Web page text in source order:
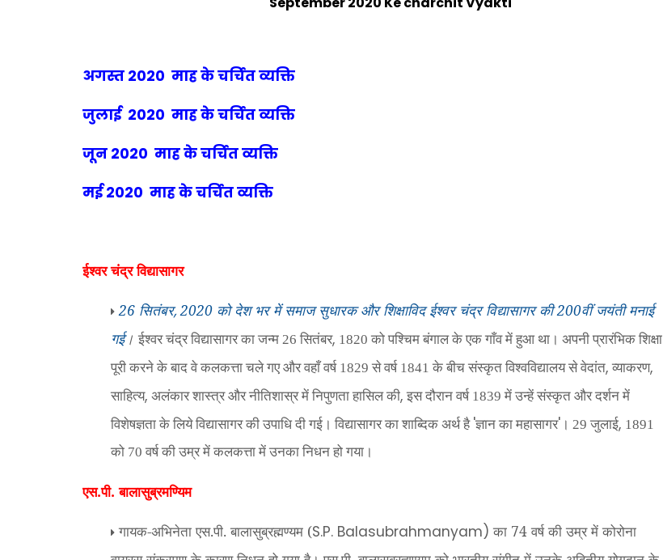
अगस्त 2020 माह के चर्चित व्यक्ति
जुलाई 2020 माह के चर्चित व्यक्ति
जून 2020 माह के चर्चित व्यक्ति
मई 2020 माह के चर्चित व्यक्ति
ईश्वर चंद्र विद्यासागर
26 सितंबर,2020 को देश भर में समाज सुधारक और शिक्षाविद ईश्वर चंद्र विद्यासागर की 200वीं जयंती मनाई
गई। ईश्वर चंद्र विद्यासागर का जन्म 26 सितंबर, 1820 को पश्चिम बंगाल के एक गाँव में हुआ था। अपनी प्रारंभिक शिक्षा
पूरी करने के बाद वे कलकत्ता चले गए और वहाँ वर्ष 1829 से वर्ष 1841 के बीच संस्कृत विश्वविद्यालय से वेदांत, व्याकरण,
साहित्य, अलंकार शास्त्र और नीतिशास्र में निपुणता हासिल की, इस दौरान वर्ष 1839 में उन्हें संस्कृत और दर्शन में
विशेषज्ञता के लिये विद्यासागर की उपाधि दी गई। विद्यासागर का शाब्दिक अर्थ है 'ज्ञान का महासागर' । 29 जुलाई, 1891
को 70 वर्ष की उम्र में कलकत्ता में उनका निधन हो गया।
एस.पी. बालासुब्रमण्यिम
गायक-अभिनेता एस.पी. बालासुब्रह्मण्यम (S.P. Balasubrahmanyam) का 74 वर्ष की उम्र में कोरोना